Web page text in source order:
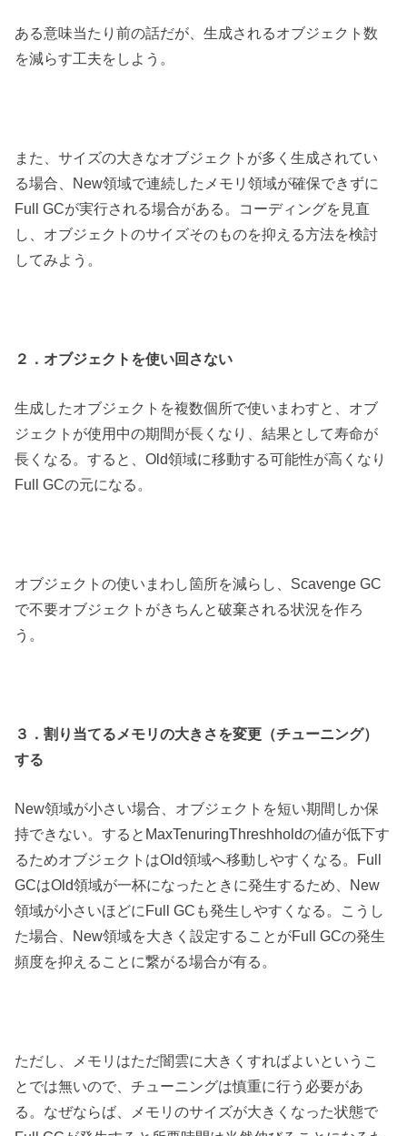
ある意味当たり前の話だが、生成されるオブジェクト数
を減らす工夫をしよう。
また、サイズの大きなオブジェクトが多く生成されてい
る場合、New領域で連続したメモリ領域が確保できずに
Full GCが実行される場合がある。コーディングを見直
し、オブジェクトのサイズそのものを抑える方法を検討
してみよう。
２．オブジェクトを使い回さない
生成したオブジェクトを複数個所で使いまわすと、オブ
ジェクトが使用中の期間が長くなり、結果として寿命が
長くなる。すると、Old領域に移動する可能性が高くなり
Full GCの元になる。
オブジェクトの使いまわし箇所を減らし、Scavenge GC
で不要オブジェクトがきちんと破棄される状況を作ろ
う。
３．割り当てるメモリの大きさを変更（チューニング）
する
New領域が小さい場合、オブジェクトを短い期間しか保
持できない。するとMaxTenuringThreshholdの値が低下す
るためオブジェクトはOld領域へ移動しやすくなる。Full
GCはOld領域が一杯になったときに発生するため、New
領域が小さいほどにFull GCも発生しやすくなる。こうし
た場合、New領域を大きく設定することがFull GCの発生
頻度を抑えることに繋がる場合が有る。
ただし、メモリはただ闇雲に大きくすればよいというこ
とでは無いので、チューニングは慎重に行う必要があ
る。なぜならば、メモリのサイズが大きくなった状態で